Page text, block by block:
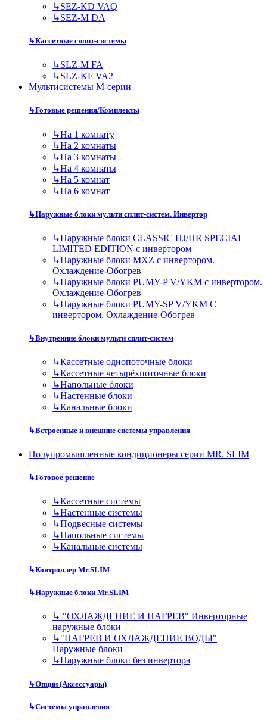
↳SEZ-KD VAQ
↳SEZ-M DA
↳Кассетные сплит-системы
↳SLZ-M FA
↳SLZ-KF VA2
Мультисистемы M-серии
↳Готовые решения/Комплекты
↳На 1 комнату
↳На 2 комнаты
↳На 3 комнаты
↳На 4 комнаты
↳На 5 комнат
↳На 6 комнат
↳Наружные блоки мульти сплит-систем. Инвертор
↳Наружные блоки CLASSIC HJ/HR SPECIAL
LIMITED EDITION с инвертором
↳Наружные блоки MXZ с инвертором.
Охлаждение-Обогрев
↳Наружные блоки PUMY-P V/YKM с инвертором.
Охлаждение-Обогрев
↳Наружные блоки PUMY-SP V/YKM С
инвертором. Охлаждение-Обогрев
↳Внутренние блоки мульти сплит-систем
↳Кассетные однопоточные блоки
↳Кассетные четырёхпоточные блоки
↳Напольные блоки
↳Настенные блоки
↳Канальные блоки
↳Встроенные и внешние системы управления
Полупромышленные кондиционеры серии MR. SLIM
↳Готовое решение
↳Кассетные системы
↳Настенные системы
↳Подвесные системы
↳Напольные системы
↳Канальные системы
↳Контроллер Mr.SLIM
↳Наружные блоки Mr.SLIM
↳ "ОХЛАЖДЕНИЕ И НАГРЕВ" Инверторные
наружные блоки
↳"НАГРЕВ И ОХЛАЖДЕНИЕ ВОДЫ"
Наружные блоки
↳Наружные блоки без инвертора
↳Опции (Аксессуары)
↳Системы управления